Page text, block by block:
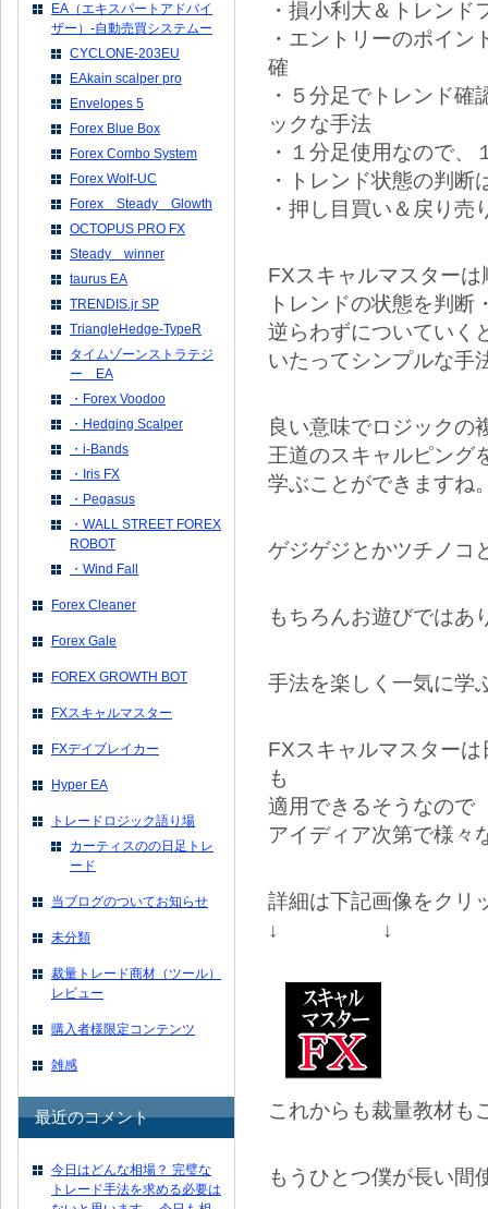
・損小利大＆トレン
・エントリーのポイ
確
・５分足でトレンド
ックな手法
・１分足使用なので
・トレンド状態の判
・押し目買い＆戻り
FXスキャルマスター
トレンドの状態を判
逆らわずについていく
いたってシンプルな手
良い意味でロジックの
王道のスキャルピング
学ぶことができますね
ゲジゲジとかツチノコ
もちろんお遊びではあ
手法を楽しく一気に学
FXスキャルマスター
も
適用できるそうなので
アイディア次第で様々
詳細は下記画像をクリ
↓ ↓
これからも裁量教材も
もうひとつ僕が長い間
EA（エキスパートアドバイ
ザー）-自動売買システムー
CYCLONE-203EU
EAkain scalper pro
Envelopes 5
Forex Blue Box
Forex Combo System
Forex Wolf-UC
Forex Steady Glowth
OCTOPUS PRO FX
Steady winner
taurus EA
TRENDIS.jr SP
TriangleHedge-TypeR
タイムゾーンストラテジ
ー EA
・Forex Voodoo
・Hedging Scalper
・i-Bands
・Iris FX
・Pegasus
・WALL STREET FOREX
ROBOT
・Wind Fall
Forex Cleaner
Forex Gale
FOREX GROWTH BOT
FXスキャルマスター
FXデイブレイカー
Hyper EA
トレードロジック語り場
カーティスのの日足トレ
ード
当ブログのついてお知らせ
未分類
裁量トレード商材（ツール）
レビュー
購入者様限定コンテンツ
雑感
最近のコメント
今日はどんな相場？ 完璧な
トレード手法を求める必要は